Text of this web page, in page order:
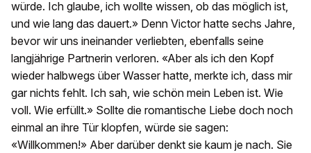
würde. Ich glaube, ich wollte wissen, ob das möglich ist,
und wie lang das dauert.» Denn Victor hatte sechs Jahre,
bevor wir uns ineinander verliebten, ebenfalls seine
langjährige Partnerin verloren. «Aber als ich den Kopf
wieder halbwegs über Wasser hatte, merkte ich, dass mir
gar nichts fehlt. Ich sah, wie schön mein Leben ist. Wie
voll. Wie erfüllt.» Sollte die romantische Liebe doch noch
einmal an ihre Tür klopfen, würde sie sagen:
«Willkommen!» Aber darüber denkt sie kaum je nach. Sie